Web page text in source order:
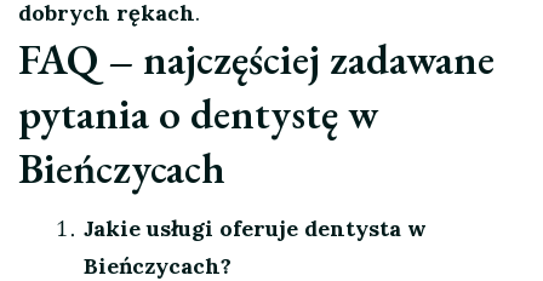
dobrych rękach.
FAQ – najczęściej zadawane
pytania o dentystę w
Bieńczycach
Jakie usługi oferuje dentysta w
Bieńczycach?